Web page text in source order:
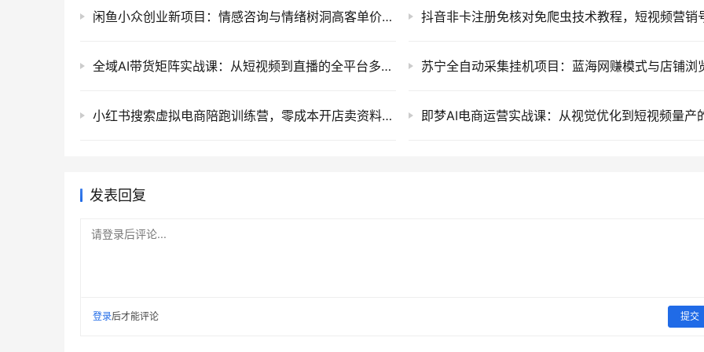
闲鱼小众创业新项目：情感咨询与情绪树洞高客单价私域变现运营教程
全域AI带货矩阵实战课：从短视频到直播的全平台多矩阵运营破局指南
小红书搜索虚拟电商陪跑训练营，零成本开店卖资料与全自动发货矩阵项目教程
发表回复
请登录后评论...
登录后才能评论 提交